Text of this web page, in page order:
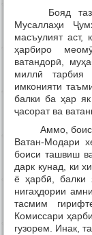
Бояд
Мусаллаҳи
масъулият аст,
ҳарбиро
ватандорӣ,
миллӣ
имконияти
балки ба ҳар
ҷасорат ва
Аммо, боиси
Ватан-Модари
боиси ташвиш
дарк кунад, ки
ё ҳарбӣ,
нигаҳдории
тасмим
Комиссари
гузорем. Инак,